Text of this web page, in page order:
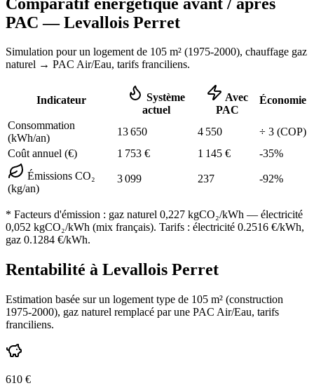
PAC —Levallois Perret
Simulation pour un logement de 105 m² (1975-2000), chauffage gaz
naturel → PAC Air/Eau, tarifs franciliens.
Indicateur
Système
actuel
Avec
PAC
Économie
Consommation
(kWh/an)
13 650 4 550 ÷ 3 (COP)
Coût annuel (€)
1 753 € 1 145 € -35%
Émissions CO₂
(kg/an)
3 099 237 -92%
* Facteurs d'émission : gaz naturel 0,227 kgCO₂/kWh — électricité
0,052 kgCO₂/kWh (mix français). Tarifs : électricité 0.2516 €/kWh,
gaz 0.1284 €/kWh.
Rentabilité à Levallois Perret
Estimation basée sur un logement type de 105 m² (construction
1975-2000), gaz naturel remplacé par une PAC Air/Eau, tarifs
franciliens.
610 €